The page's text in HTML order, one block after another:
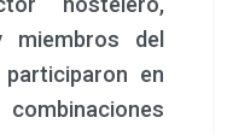
“la
que
cultural
innovadores”,